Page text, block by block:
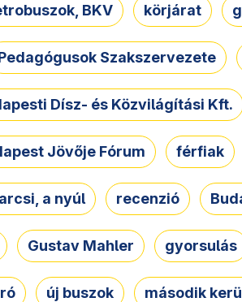
BKV körjárat
Szakszervezete
Dísz- és Közvilágítási Kft.
Jövője Fórum férfiak
a nyúl recenzió
Gustav Mahler gyorsulás
új buszok második